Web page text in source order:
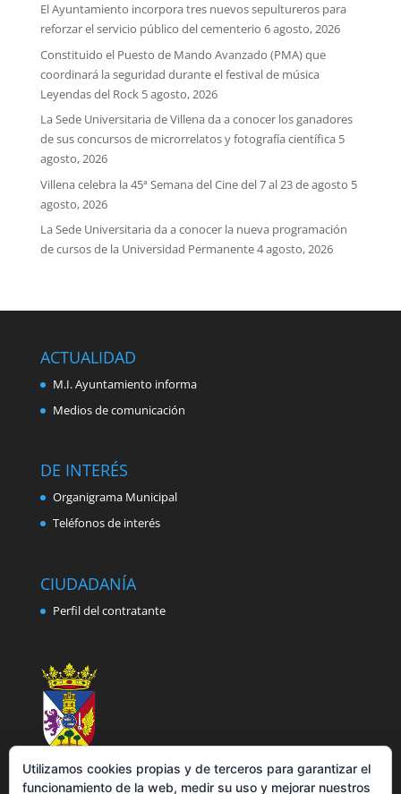
El Ayuntamiento incorpora tres nuevos sepultureros para
reforzar el servicio público del cementerio 6 agosto, 2026
Constituido el Puesto de Mando Avanzado (PMA) que
coordinará la seguridad durante el festival de música
Leyendas del Rock 5 agosto, 2026
La Sede Universitaria de Villena da a conocer los ganadores
de sus concursos de microrrelatos y fotografía científica 5
agosto, 2026
Villena celebra la 45ª Semana del Cine del 7 al 23 de agosto 5
agosto, 2026
La Sede Universitaria da a conocer la nueva programación
de cursos de la Universidad Permanente4 agosto, 2026
ACTUALIDAD
M.I. Ayuntamiento informa
Medios de comunicación
DE INTERÉS
Organigrama Municipal
Teléfonos de interés
CIUDADANÍA
Perfil del contratante
Utilizamos cookies propias y de terceros para garantizar el
funcionamiento de la web, medir su uso y mejorar nuestros